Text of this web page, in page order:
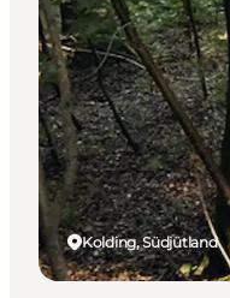
Kolding, Südjütland